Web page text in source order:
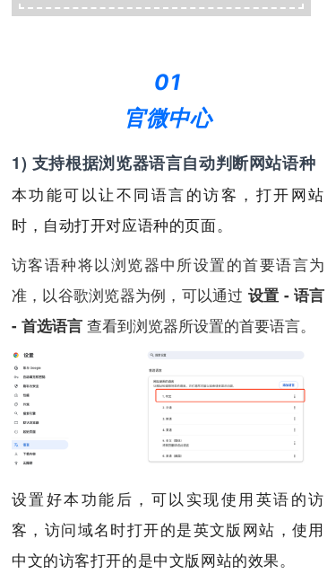
01
官微中心
1) 支持根据浏览器语言自动判断网站语种
本功能可以让不同语言的访客，打开网站
时，自动打开对应语种的页面。
访客语种将以浏览器中所设置的首要语言为
准，以谷歌浏览器为例，可以通过 设置 - 语言
- 首选语言 查看到浏览器所设置的首要语言。
设置好本功能后，可以实现使用英语的访
客，访问域名时打开的是英文版网站，使用
中文的访客打开的是中文版网站的效果。